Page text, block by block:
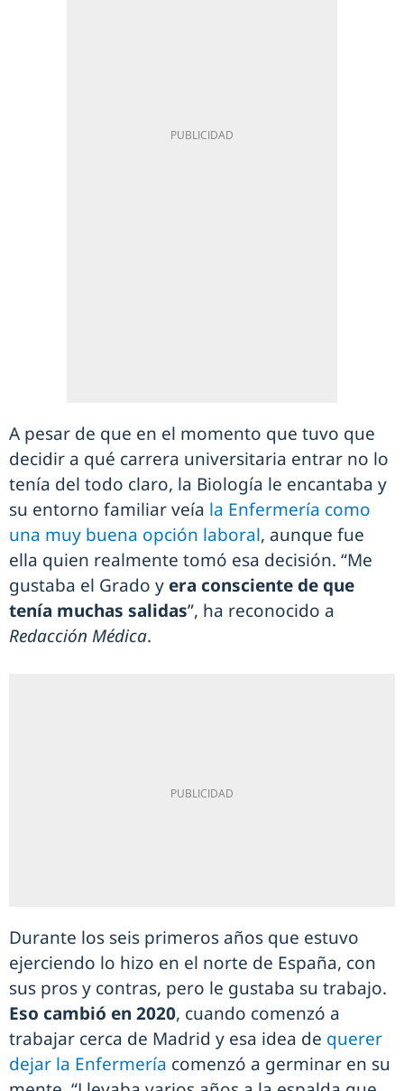
A pesar de que en el momento que tuvo que
decidir a qué carrera universitaria entrar no lo
tenía del todo claro, la Biología le encantaba y
su entorno familiar veía la Enfermería como
una muy buena opción laboral, aunque fue
ella quien realmente tomó esa decisión. “Me
gustaba el Grado y era consciente de que
tenía muchas salidas”, ha reconocido a
Redacción Médica.
Durante los seis primeros años que estuvo
ejerciendo lo hizo en el norte de España, con
sus pros y contras, pero le gustaba su trabajo.
Eso cambió en 2020, cuando comenzó a
trabajar cerca de Madrid y esa idea de querer
dejar la Enfermería comenzó a germinar en su